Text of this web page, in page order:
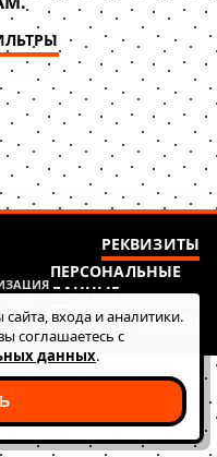
РЕКВИЗИТЫ
ПЕРСОНАЛЬНЫЕ
ДАННЫЕ
HEALTH
входа и аналитики.
соглашаетесь с
данных.